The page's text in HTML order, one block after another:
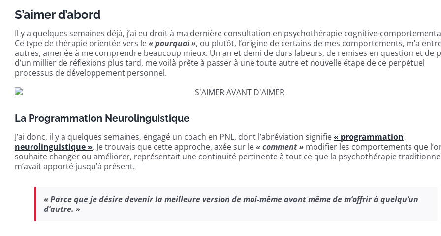
S’aimer d’abord
Il y a quelques semaines déjà, j’ai eu droit à ma dernière consultation en psychothérapie cognitive-
Ce type de thérapie orientée vers le« pourquoi », ou plutôt, l’origine de certains de mes comportements, m’a
autres, amenée à me comprendre beaucoup mieux. Un an et demi de durs labeurs, de remises en question et de
d’un millier de réflexions plus tard, me voilà prête à passer à une toute autre et nouvelle étape de ce perpétuel
processus de développement personnel.
La Programmation Neurolinguistique
J’ai donc, il y a quelques semaines, engagé un coach en PNL, dont l’abréviation signifie« programmation
neurolinguistique ». Je trouvais que cette approche, axée sur le« comment » modifier les comportements que
souhaite changer ou améliorer, représentait une continuité pertinente à tout ce que la psychothérapie
m’avait apporté jusqu’à présent.
« Parce que je désire devenir la meilleure version de moi-même avant même de m’offrir à quelqu’un
d’autre. »